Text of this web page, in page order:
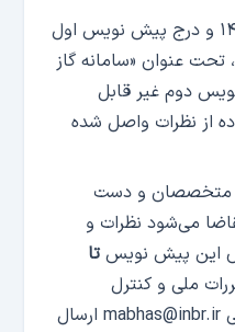
پیرو اطلاعیه مورخ ۱۴۰۲/۰۹/۱۲ و درج پیش نویس اول
عنوان «سامانه گاز
دوم غیر قابل
از نظرات واصل شده
متخصصان و دست
می‌شود نظرات و
این پیش نویستا
ملی و کنترل
ساختمان با نشانی الکترونیکی mabhas@inbr.ir ارسال